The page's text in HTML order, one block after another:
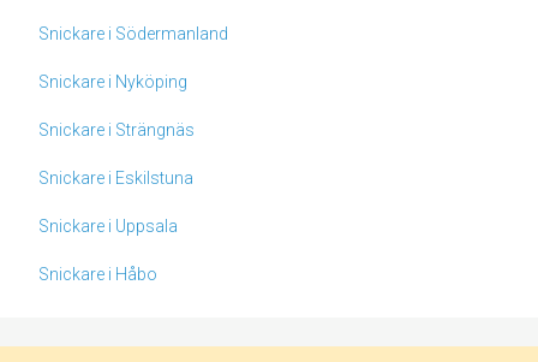
Snickare i Södermanland
Snickare i Nyköping
Snickare i Strängnäs
Snickare i Eskilstuna
Snickare i Uppsala
Snickare i Håbo